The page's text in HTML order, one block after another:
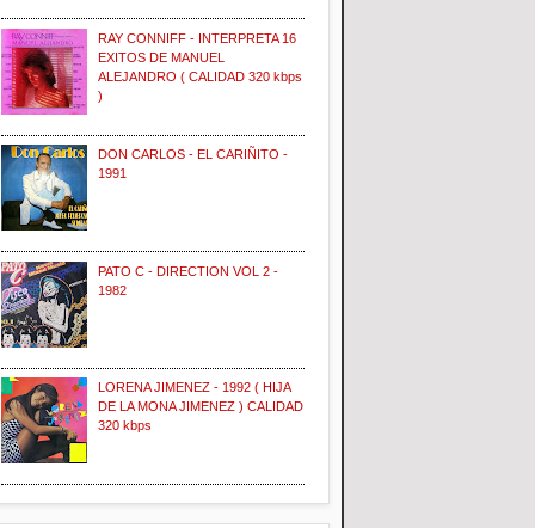
RAY CONNIFF - INTERPRETA 16
EXITOS DE MANUEL
ALEJANDRO ( CALIDAD 320 kbps
)
DON CARLOS - EL CARIÑITO -
1991
PATO C - DIRECTION VOL 2 -
1982
LORENA JIMENEZ - 1992 ( HIJA
DE LA MONA JIMENEZ ) CALIDAD
320 kbps